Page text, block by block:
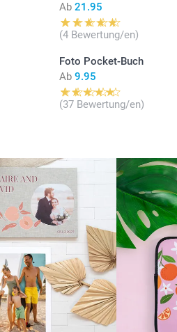
Ab 21.95
(4 Bewertung/en)
Foto Pocket-Buch
Ab 9.95
(37 Bewertung/en)